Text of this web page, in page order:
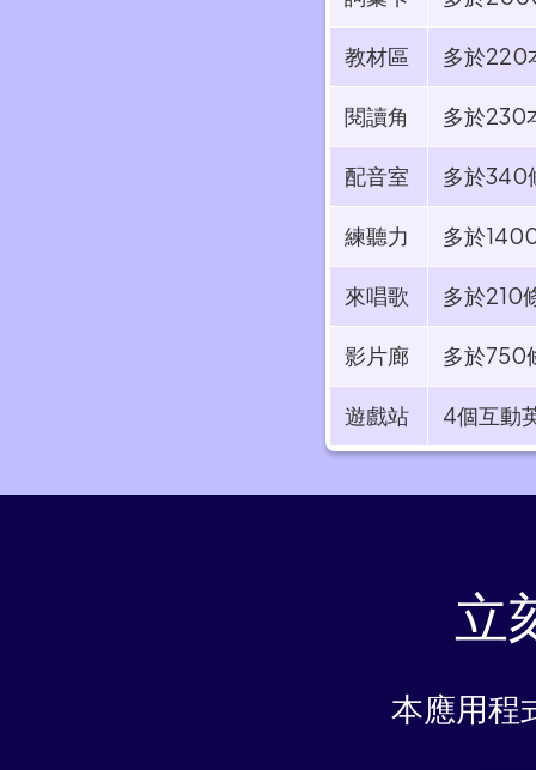
教材區 多於220
閱讀角 多於230
配音室 多於340
練聽力 多於
來唱歌 多於210
影片廊 多於750
遊戲站 4個互動
立
本應用程